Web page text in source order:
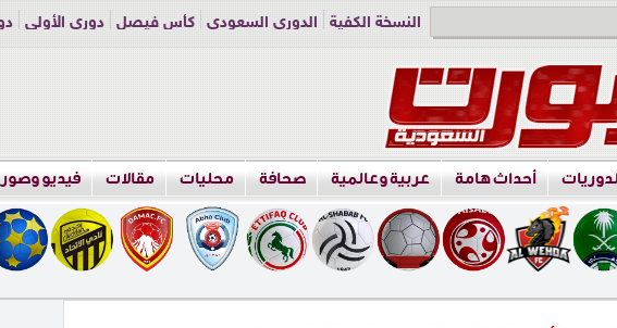
النسخة الكفية الدوري السعودي كأس فيصل دوري الأولى
أحداث هامة عربية وعالمية صحافة محليات مقالات فيديو وصور